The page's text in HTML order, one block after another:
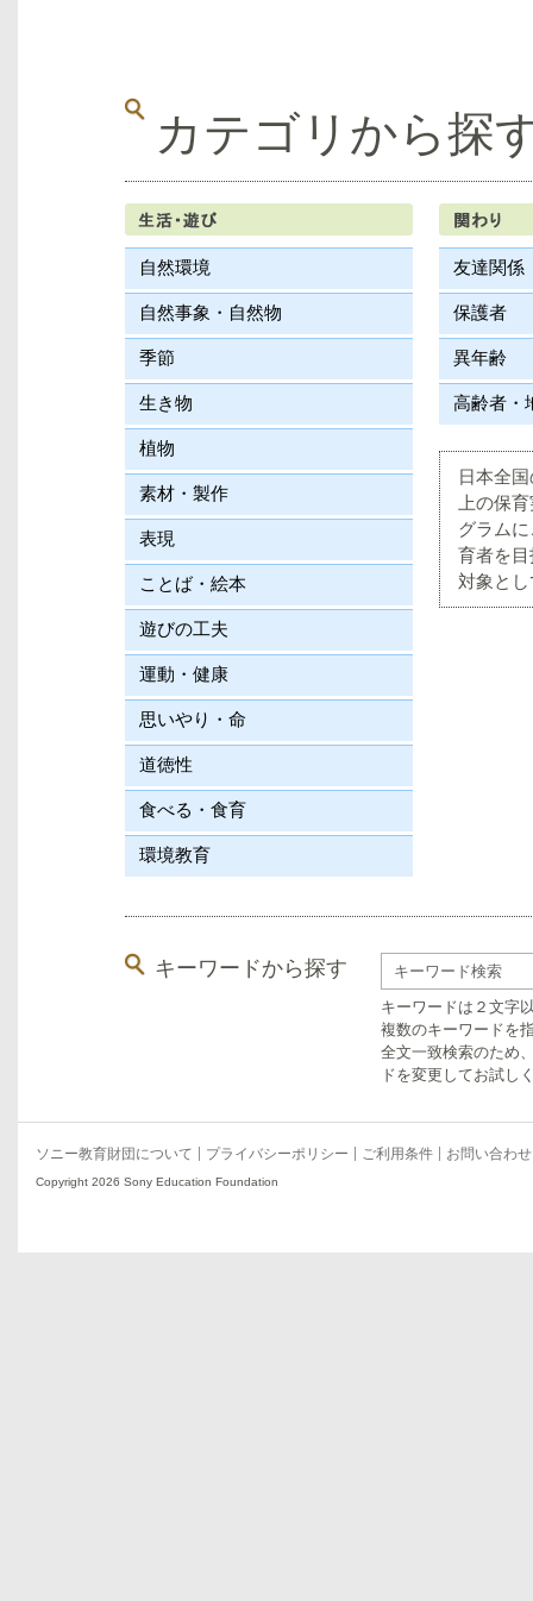
日本全
上の保
グラム
育者を
対象と
カテゴリから探
自然環境
自然事象・自然物
季節
生き物
植物
素材・製作
表現
ことば・絵本
遊びの工夫
運動・健康
思いやり・命
道徳性
食べる・食育
環境教育
友達関係
保護者
異年齢
高齢者・
キーワードから探す
キーワードは２文字
複数のキーワードを
全文一致検索のため
ドを変更してお試し
ソニー教育財団について プライバシーポリシー ご利用条件 お問い合わせ
Copyright 2026 Sony Education Foundation